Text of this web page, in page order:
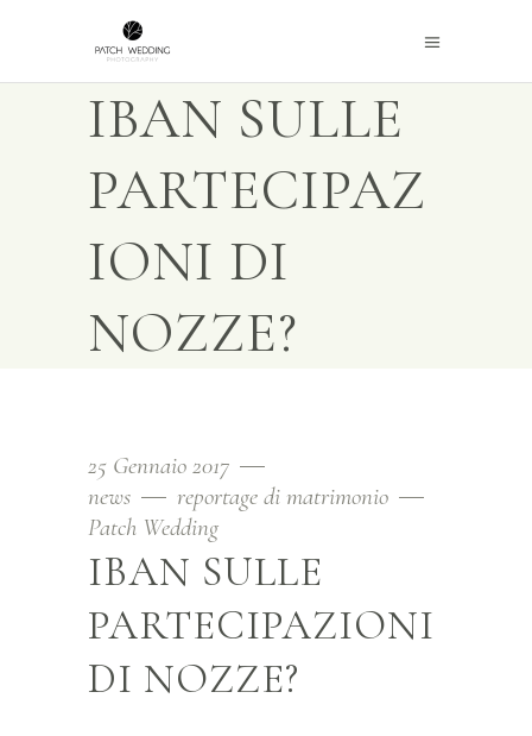
IBAN SULLE
PARTECIPAZ
IONI DI
NOZZE?
25 Gennaio 2017
news
reportage di matrimonio
Patch Wedding
IBAN SULLE
PARTECIPAZIONI
DI NOZZE?